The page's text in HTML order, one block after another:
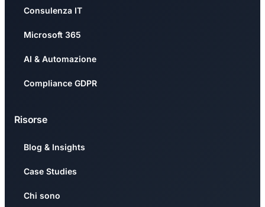
Consulenza IT
Microsoft 365
AI & Automazione
Compliance GDPR
Risorse
Blog & Insights
Case Studies
Chi sono